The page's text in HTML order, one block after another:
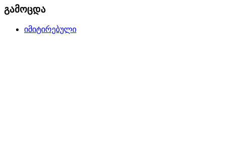
გამოცდა
იმიტირებული